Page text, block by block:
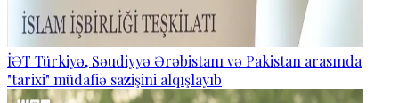
İƏT Türkiyə, Səudiyyə Ərəbistanı və Pakistan arasında
"tarixi" müdafiə sazişini alqışlayıb